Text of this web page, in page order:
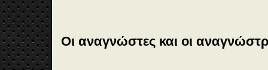
Οι αναγνώστες και οι